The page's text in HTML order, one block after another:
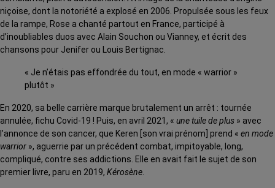
niçoise, dont la notoriété a explosé en 2006. Propulsée sous les feux
de la rampe, Rose a chanté partout en France, participé à
d’inoubliables duos avec Alain Souchon ou Vianney, et écrit des
chansons pour Jenifer ou Louis Bertignac.
« Je n’étais pas effondrée du tout, en mode « warrior »
plutôt »
En 2020, sa belle carrière marque brutalement un arrêt : tournée
annulée, fichu Covid-19 ! Puis, en avril 2021, « une tuile de plus » avec
l’annonce de son cancer, que Keren [son vrai prénom] prend « en mode
warrior », aguerrie par un précédent combat, impitoyable, long,
compliqué, contre ses addictions. Elle en avait fait le sujet de son
premier livre, paru en 2019, Kérosène